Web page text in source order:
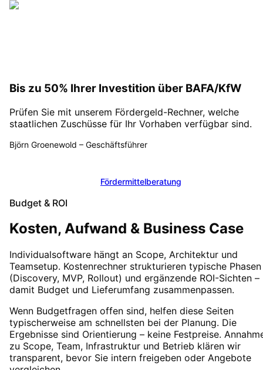
Bis zu 50% Ihrer Investition über BAFA/KfW
Prüfen Sie mit unserem Fördergeld-Rechner, welche
staatlichen Zuschüsse für Ihr Vorhaben verfügbar sind.
Björn Groenewold – Geschäftsführer
Fördermittelberatung
Budget & ROI
Kosten, Aufwand & Business Case
Individualsoftware hängt an Scope, Architektur und
Teamsetup. Kostenrechner strukturieren typische Phasen
(Discovery, MVP, Rollout) und ergänzende ROI-Sichten –
damit Budget und Lieferumfang zusammenpassen.
Wenn Budgetfragen offen sind, helfen diese Seiten
typischerweise am schnellsten bei der Planung. Die
Ergebnisse sind Orientierung – keine Festpreise.
zu Scope, Team, Infrastruktur und Betrieb klären wir
transparent, bevor Sie intern freigeben oder Angebote